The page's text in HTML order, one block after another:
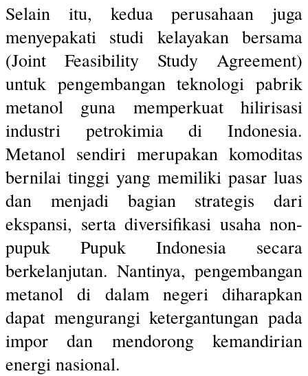
Selain itu, kedua perusahaan juga
menyepakati studi kelayakan bersama
(Joint Feasibility Study Agreement)
untuk pengembangan teknologi pabrik
metanol guna memperkuat hilirisasi
industri petrokimia di Indonesia.
Metanol sendiri merupakan komoditas
bernilai tinggi yang memiliki pasar luas
dan menjadi bagian strategis dari
ekspansi, serta diversifikasi usaha non-
pupuk Pupuk Indonesia secara
berkelanjutan. Nantinya, pengembangan
metanol di dalam negeri diharapkan
dapat mengurangi ketergantungan pada
impor dan mendorong kemandirian
energi nasional.